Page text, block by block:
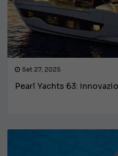
Set 27, 2025
Pearl Yachts 63: